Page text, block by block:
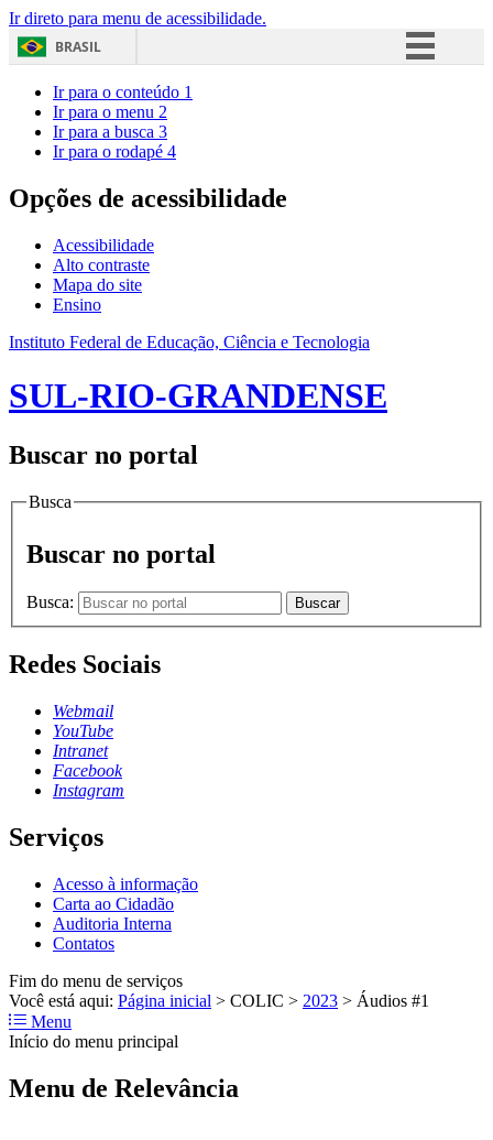
Ir direto para menu de acessibilidade.
BRASIL
Acesso à informação
Ir para o conteúdo 1
Ir para o menu 2
Ir para a busca 3
Ir para o rodapé 4
Opções de acessibilidade
Acessibilidade
Alto contraste
Mapa do site
Ensino
Instituto Federal de Educação, Ciência e Tecnologia
SUL-RIO-GRANDENSE
Buscar no portal
Busca
Buscar no portal
Busca: Buscar
Redes Sociais
Webmail
YouTube
Intranet
Facebook
Instagram
Serviços
Acesso à informação
Carta ao Cidadão
Auditoria Interna
Contatos
Fim do menu de serviços
Você está aqui: Página inicial > COLIC > 2023 > Áudios #1
Menu
Início do menu principal
Menu de Relevância